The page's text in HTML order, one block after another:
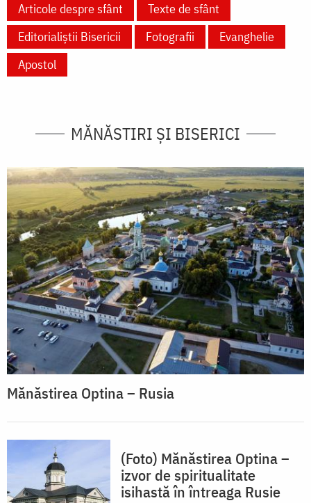
Articole despre sfânt
Texte de sfânt
Editorialiștii Bisericii
Fotografii
Evanghelie
Apostol
MĂNĂSTIRI ȘI BISERICI
Mănăstirea Optina – Rusia
(Foto) Mănăstirea Optina –
izvor de spiritualitate
isihastă în întreaga Rusie